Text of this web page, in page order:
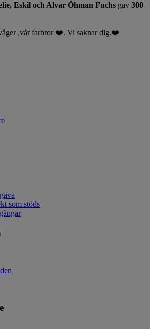
Eskil och Alvar Öhman Fuchs gav 300
,vår farbror ❤️. Vi saknar dig.❤️
som stöds